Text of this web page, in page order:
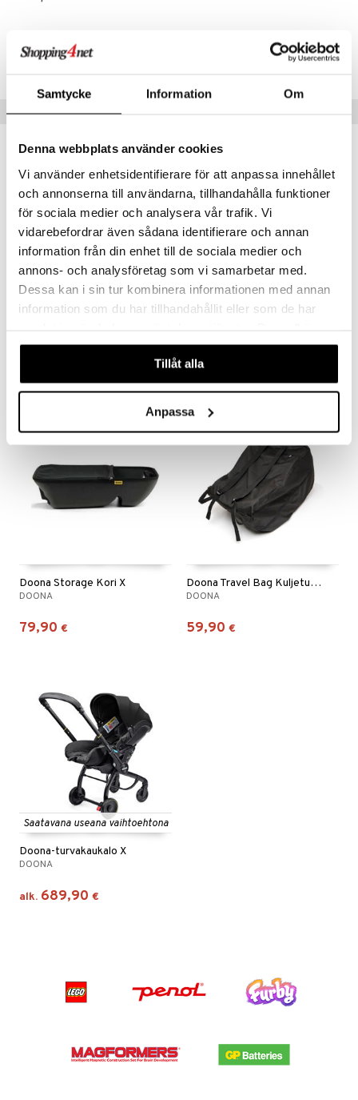
Samtycke Information Om
Denna webbplats använder cookies
Vi använder enhetsidentifierare för att anpassa innehållet
och annonserna till användarna, tillhandahålla funktioner
för sociala medier och analysera vår trafik. Vi
vidarebefordrar även sådana identifierare och annan
information från din enhet till de sociala medier och
annons- och analysföretag som vi samarbetar med.
Dessa kan i sin tur kombinera informationen med annan
information som du har tillhandahållit eller som de har
våra cookies vid fortsatt användande av vår webbplats.
Tillåt alla
Anpassa
Tuotenumero
TDN16-1-XX
Doona hyönteisverkko X Doona Sadesuoja X
55,90
Doona Storage Kori X
DOONA
79,90 €
Doona Travel Bag Kuljetuslaukku Musta
DOONA
59,90 €
Saatavana useana vaihtoehtona
Doona-turvakaukalo X
DOONA
alk. 689,90 €